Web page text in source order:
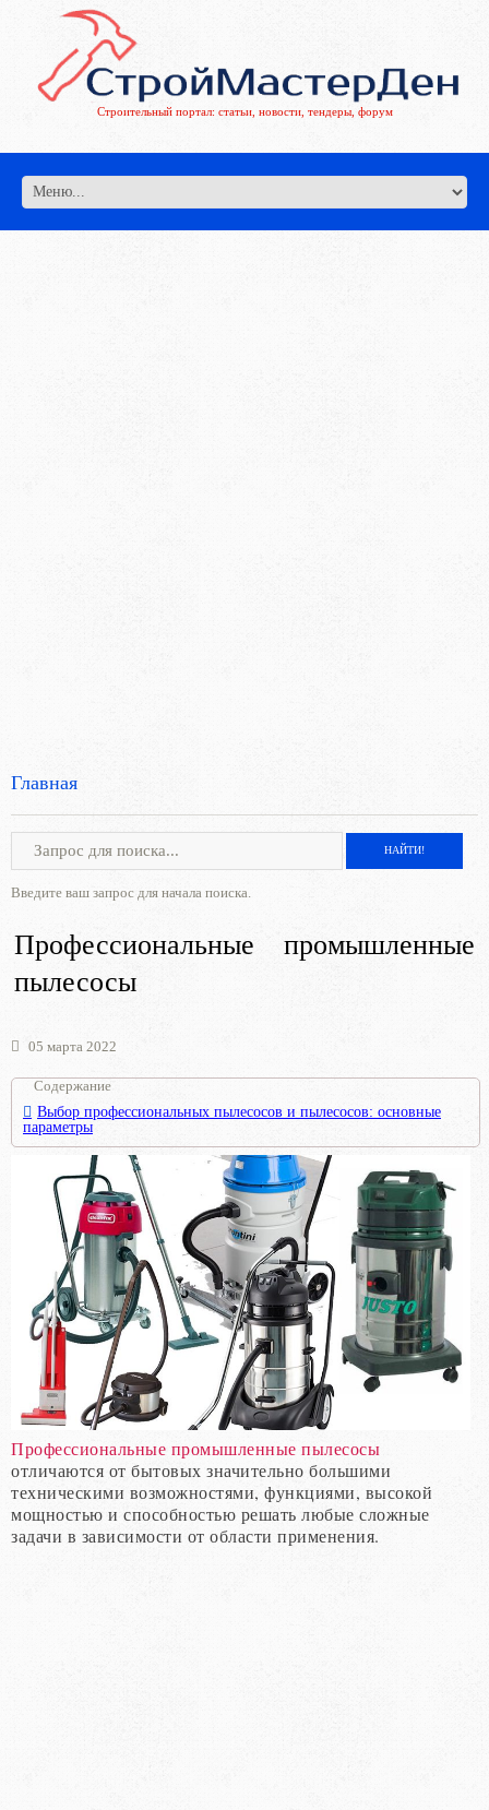
Строительный портал: статьи, новости, тендеры, форум
Главная
Введите ваш запрос для начала поиска.
Профессиональные промышленные
пылесосы
05 марта 2022
Содержание
Выбор профессиональных пылесосов и пылесосов: основные
параметры
Профессиональные промышленные пылесосы
отличаются от бытовых значительно большими
техническими возможностями, функциями, высокой
мощностью и способностью решать любые сложные
задачи в зависимости от области применения.